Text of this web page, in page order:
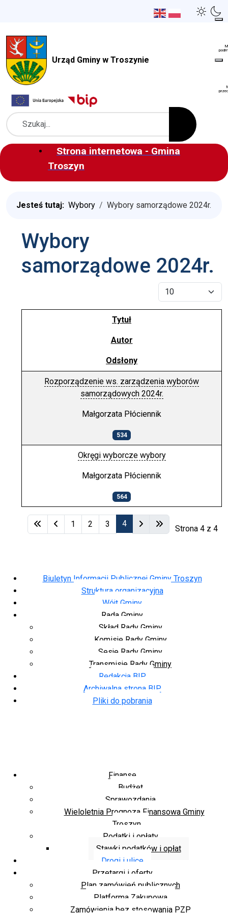
Urząd Gminy w Troszynie
Szukaj
Strona internetowa - Gmina
Troszyn
Biuletyn Informacji Publicznej Gminy Troszyn
Struktura organizacyjna
Wójt Gminy
Rada Gminy
Skład Rady Gminy
Komisje Rady Gminy
Sesje Rady Gminy
Transmisje Rady Gminy
Redakcja BIP
Archiwalna strona BIP
Pliki do pobrania
Finanse
Budżet
Sprawozdania
Wieloletnia Prognoza Finansowa Gminy
Troszyn
Podatki i opłaty
Stawki podatków i opłat
Drogi i ulice
Przetargi i oferty
Plan zamówień publicznych
Platforma Zakupowa
Zamówienia bez stosowania PZP
Jesteś tutaj: Wybory Wybory samorządowe 2024r.
Wybory
samorządowe 2024r.
Pokaż #
Spis artykułów
Tytuł
Autor
Odsłony
Rozporządzenie ws. zarządzenia wyborów
samorządowych 2024r.
Małgorzata Płóciennik
534
Okręgi wyborcze wybory
Małgorzata Płóciennik
564
Strona 4 z 4
1 2 3 4